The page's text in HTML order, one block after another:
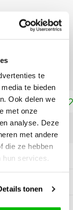
te
te bieden
Ook delen we
met onze
analyse. Deze
met andere
die ze hebben
hun services.
tonen